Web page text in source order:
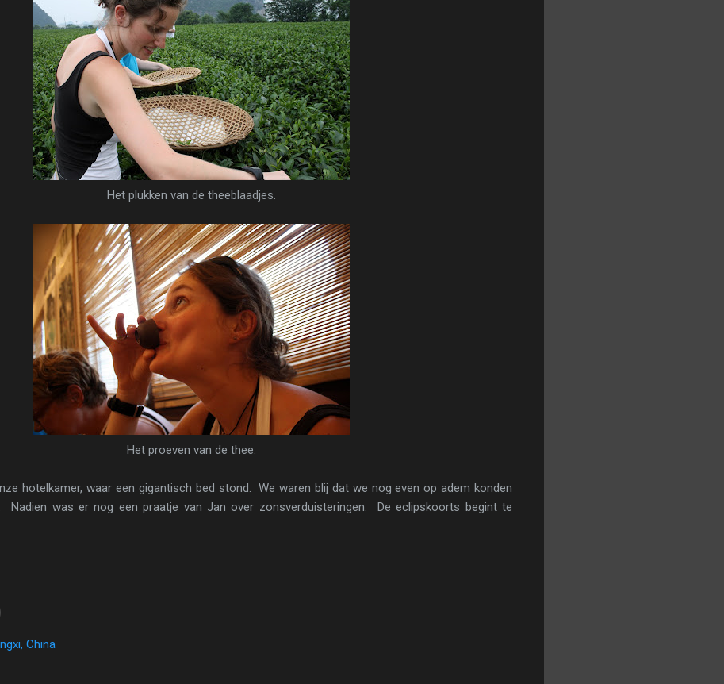
Het plukken van de theeblaadjes.
Het proeven van de thee.
hotelkamer, waar een gigantisch bed stond. We waren blij dat we nog even op adem konden
Nadien was er nog een praatje van Jan over zonsverduisteringen. De eclipskoorts begint te
China